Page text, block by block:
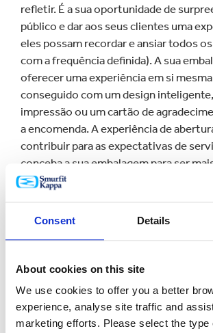
Consent Details
About cookies on this site
We use cookies to offer you a better
experience, analyse site traffic and
marketing efforts. Please select the
refletir. É a sua oportunidade de
público e dar aos seus clientes uma
eles possam recordar e ansiar todos
com a frequência definida). A sua
oferecer uma experiência em si
conseguido com um design
impressão ou um cartão de
a encomenda. A experiência de
contribuir para as expectativas de
conceba a sua embalagem para ser
apenas um meio de transportar os